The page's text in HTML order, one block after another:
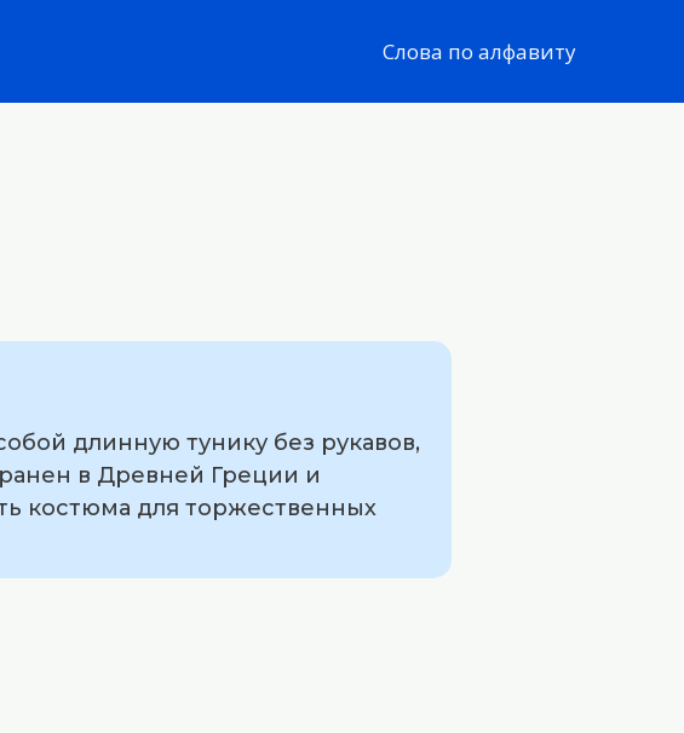
Слова по алфавиту
длинную тунику без рукавов,
в Древней Греции и
костюма для торжественных